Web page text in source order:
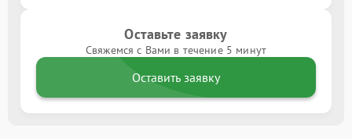
Оставьте заявку
Свяжемся с Вами в течение 5 минут
Оставить заявку